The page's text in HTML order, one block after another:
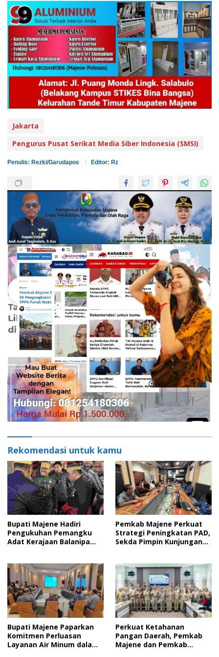
Jakarta
Pengurus Pusat Serikat Media Siber Indonesia (SMSI)
Penulis: Rezki/Garudapos Editor: Rz
Rekomendasi untuk kamu
Bupati Majene Hadiri
Pengukuhan Pemangku
Adat Kerajaan Balanipa
Pemkab Majene Perkuat
Strategi Peningkatan PAD,
Sekda Pimpin Kunjungan
Bupati Majene Paparkan
Komitmen Perluasan
Layanan Air Minum dalam
Perkuat Ketahanan
Pangan Daerah, Pemkab
Majene dan Pemkab